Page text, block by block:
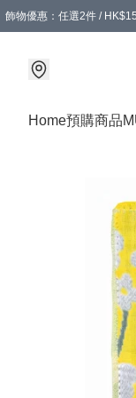
飾物優惠：任選2件 /
Home預購商品